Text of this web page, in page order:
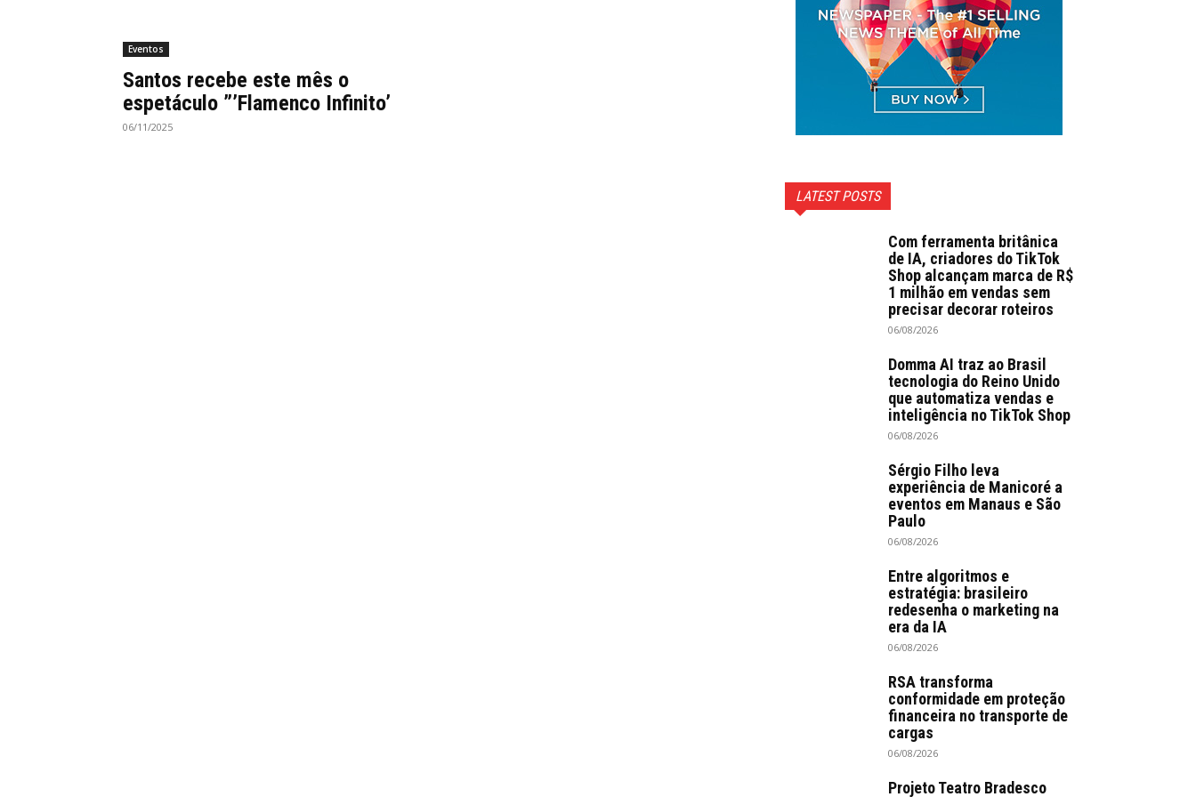
Eventos
Santos recebe este mês o
espetáculo ”’Flamenco Infinito’
06/11/2025
LATEST POSTS
Com ferramenta britânica
de IA, criadores do TikTok
Shop alcançam marca de R$
1 milhão em vendas sem
precisar decorar roteiros
06/08/2026
Domma AI traz ao Brasil
tecnologia do Reino Unido
que automatiza vendas e
inteligência no TikTok Shop
06/08/2026
Sérgio Filho leva
experiência de Manicoré a
eventos em Manaus e São
Paulo
06/08/2026
Entre algoritmos e
estratégia: brasileiro
redesenha o marketing na
era da IA
06/08/2026
RSA transforma
conformidade em proteção
financeira no transporte de
cargas
06/08/2026
Projeto Teatro Bradesco